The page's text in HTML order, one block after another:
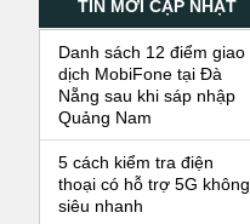
TIN MỚI CẬP NHẬT
Danh sách 12 điểm giao
dịch MobiFone tại Đà
Nẵng sau khi sáp nhập
Quảng Nam
5 cách kiểm tra điện
thoại có hỗ trợ 5G không
siêu nhanh